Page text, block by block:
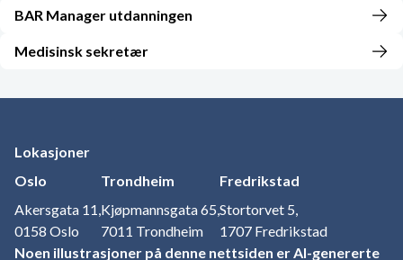
BAR Manager utdanningen
Medisinsk sekretær
Lokasjoner
Oslo
Akersgata 11,
0158 Oslo
Trondheim
Kjøpmannsgata 65,
7011 Trondheim
Fredrikstad
Stortorvet 5,
1707 Fredrikstad
Noen illustrasjoner på denne nettsiden er AI-genererte